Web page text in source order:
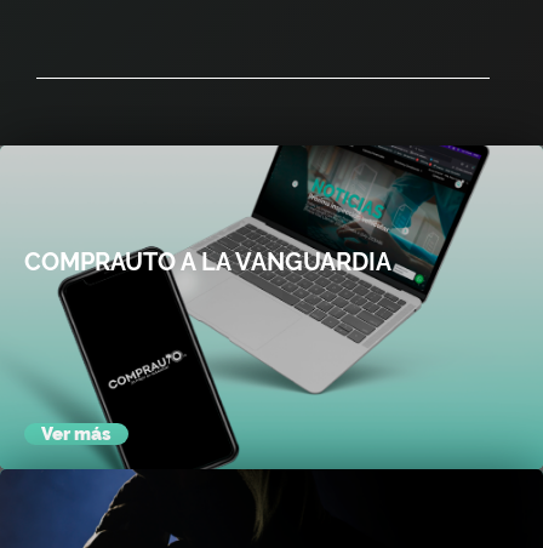
COMPRAUTO A LA VANGUARDIA
La innovación y el desarrollo son el ADN de nuestra marca.
Cada año analizamos las maneras de potenciar nuestro
negocio y de entregar los mejores servicios a nuestros
clientes. Ya no buscamos solamente vender o subastar
artículos,...
Ver más